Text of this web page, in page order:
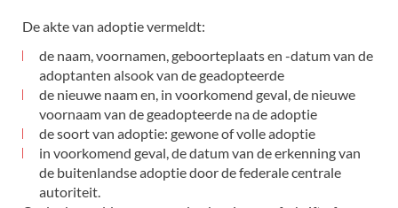
De akte van adoptie vermeldt:
de naam, voornamen, geboorteplaats en -datum van de
adoptanten alsook van de geadopteerde
de nieuwe naam en, in voorkomend geval, de nieuwe
voornaam van de geadopteerde na de adoptie
de soort van adoptie: gewone of volle adoptie
in voorkomend geval, de datum van de erkenning van
de buitenlandse adoptie door de federale centrale
autoriteit.